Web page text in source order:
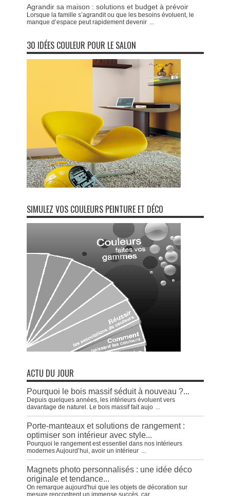
Agrandir sa maison : solutions et budget à prévoir
Lorsque la famille s’agrandit ou que les besoins évoluent, le
manque d’espace peut rapidement devenir
30 IDÉES COULEUR POUR LE SALON
SIMULEZ VOS COULEURS PEINTURE ET DÉCO
ACTU DU JOUR
Pourquoi le bois massif séduit à nouveau ?...
Depuis quelques années, les intérieurs évoluent vers
davantage de naturel. Le bois massif fait aujo
Porte-manteaux et solutions de rangement :
optimiser son intérieur avec style...
Pourquoi le rangement est essentiel dans nos intérieurs
modernes Aujourd’hui, avoir un intérieur
Magnets photo personnalisés : une idée déco
originale et tendance...
On remarque aujourd'hui que les objets de décoration sur
mesure rencontrent un immense succès, car